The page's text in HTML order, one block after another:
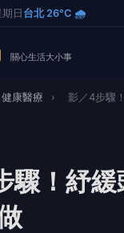
日 台北 26°C 🌧️
關心生活大小事
健康醫療 › 影／4步驟
驟！紓